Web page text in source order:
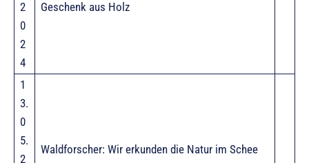
2
0
2
4
Geschenk aus Holz
1
3.
0
5.
2
Waldforscher: Wir erkunden die Natur im Schee